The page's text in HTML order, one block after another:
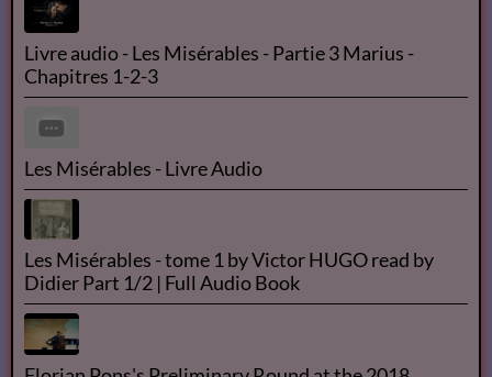
Livre audio - Les Misérables - Partie 3 Marius -
Chapitres 1-2-3
Les Misérables - Livre Audio
Les Misérables - tome 1 by Victor HUGO read by
Didier Part 1/2 | Full Audio Book